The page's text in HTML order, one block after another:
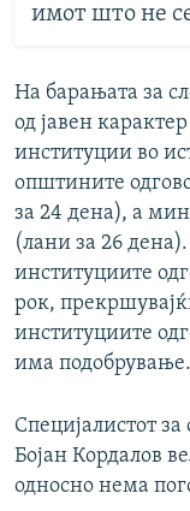
имот што не
На барањата за
од јавен
институции во
општините
за 24 дена), а
(лани за 26
институциите
рок,
институциите
има подобрување.
Специјалистот
Бојан Кордалов
односно нема